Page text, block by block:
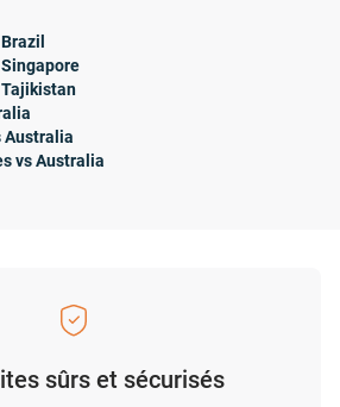
Australia
vs Australia
sûrs et sécurisés